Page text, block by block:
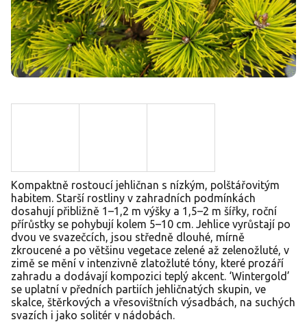
Kompaktně rostoucí jehličnan s nízkým, polštářovitým
habitem. Starší rostliny v zahradních podmínkách
dosahují přibližně 1–1,2 m výšky a 1,5–2 m šířky, roční
přírůstky se pohybují kolem 5–10 cm. Jehlice vyrůstají po
dvou ve svazečcích, jsou středně dlouhé, mírně
zkroucené a po většinu vegetace zelené až zelenožluté, v
zimě se mění v intenzivně zlatožluté tóny, které prozáří
zahradu a dodávají kompozici teplý akcent. ‘Wintergold’
se uplatní v předních partiích jehličnatých skupin, ve
skalce, štěrkových a vřesovištních výsadbách, na suchých
svazích i jako solitér v nádobách.